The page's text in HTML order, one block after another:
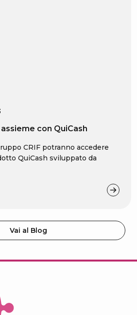
con QuiCash
CRIF potranno accedere
QuiCash sviluppato da
Vai al Blog